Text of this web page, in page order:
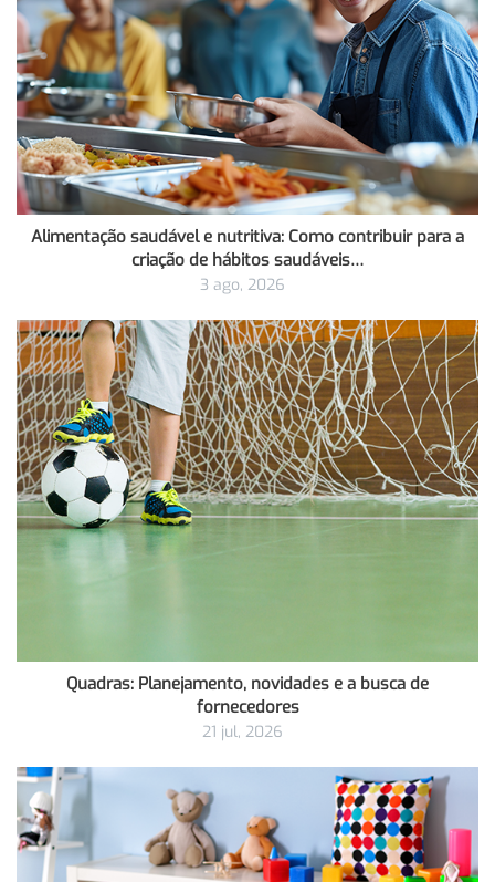
Alimentação saudável e nutritiva: Como contribuir para a
criação de hábitos saudáveis…
3 ago, 2026
Quadras: Planejamento, novidades e a busca de
fornecedores
21 jul, 2026